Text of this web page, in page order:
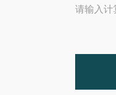
请输入计